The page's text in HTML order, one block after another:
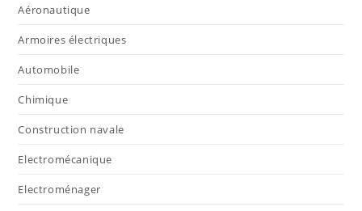
Aéronautique
Armoires électriques
Automobile
Chimique
Construction navale
Electromécanique
Electroménager